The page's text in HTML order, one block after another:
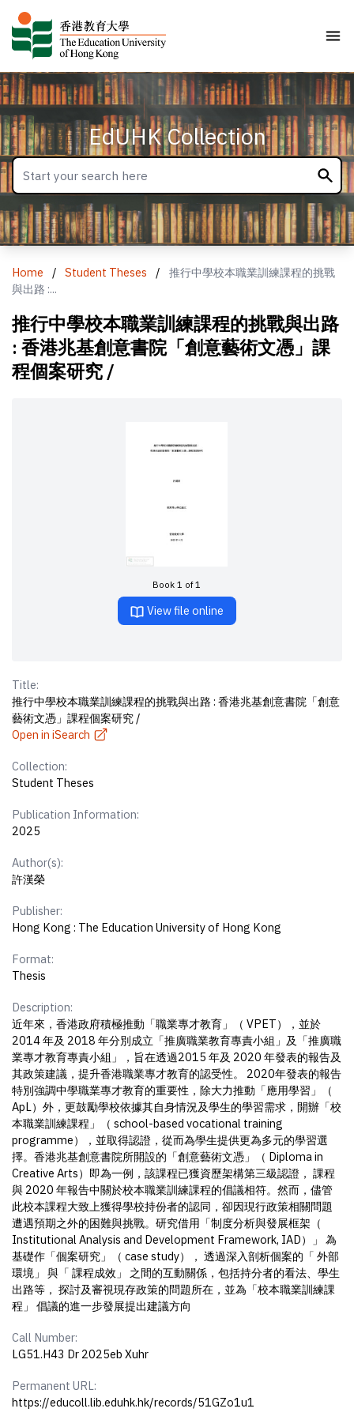
EdUHK Collection
Home / Student Theses /
推行中學校本職業訓練課程的挑戰
與出路 :...
推行中學校本職業訓練課程的挑戰與出路
: 香港兆基創意書院「創意藝術文憑」課
程個案研究 /
Book 1 of 1
View file online
Title:
推行中學校本職業訓練課程的挑戰與出路 : 香港兆基創意書院「創意
藝術文憑」課程個案研究 /
Open in iSearch
Collection:
Student Theses
Publication Information:
2025
Author(s):
許漢榮
Publisher:
Hong Kong : The Education University of Hong Kong
Format:
Thesis
Description:
近年來，香港政府積極推動「職業專才教育」（ VPET），並於
2014 年及 2018 年分別成立「推廣職業教育專責小組」及「推廣職
業專才教育專責小組」，旨在透過2015 年及 2020 年發表的報告及
其政策建議，提升香港職業專才教育的認受性。 2020年發表的報告
特別強調中學職業專才教育的重要性，除大力推動「應用學習」（
ApL）外，更鼓勵學校依據其自身情況及學生的學習需求，開辦「校
本職業訓練課程」（ school-based vocational training
programme），並取得認證，從而為學生提供更為多元的學習選
擇。香港兆基創意書院所開設的「創意藝術文憑」（ Diploma in
Creative Arts）即為一例，該課程已獲資歷架構第三級認證， 課程
與 2020 年報告中關於校本職業訓練課程的倡議相符。然而，儘管
此校本課程大致上獲得學校持份者的認同，卻因現行政策相關問題
遭遇預期之外的困難與挑戰。研究借用「制度分析與發展框架（
Institutional Analysis and Development Framework, IAD）」 為
基礎作「個案研究」（ case study）， 透過深入剖析個案的「 外部
環境」 與「 課程成效」 之間的互動關係，包括持分者的看法、學生
出路等， 探討及審視現存政策的問題所在，並為「校本職業訓練課
程」 倡議的進一步發展提出建議方向
Call Number:
LG51.H43 Dr 2025eb Xuhr
Permanent URL:
https://educoll.lib.eduhk.hk/records/51GZo1u1